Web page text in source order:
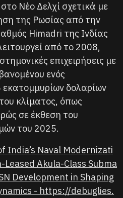
Νέο Δελχί σχετικά με
της Ρωσίας από την
Himadri της Ινδίας
από το 2008,
επιχειρήσεις με
ενός
εκατομμυρίων δολαρίων
κλίματος, όπως
σε έκθεση του
του 2025.
India’s Naval Modernizati
Leased Akula-Class Subma
Development in Shaping
- https://debuglies.